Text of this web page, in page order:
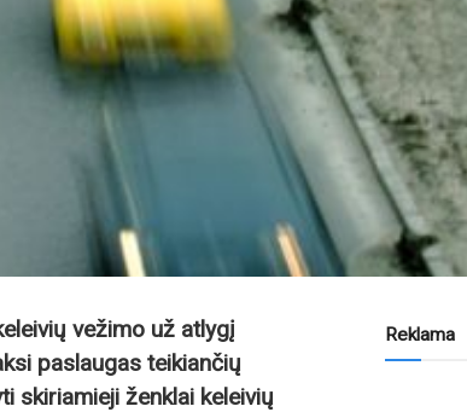
vežimo už atlygį
paslaugas teikiančių
skiriamieji ženklai keleivių
Reklama